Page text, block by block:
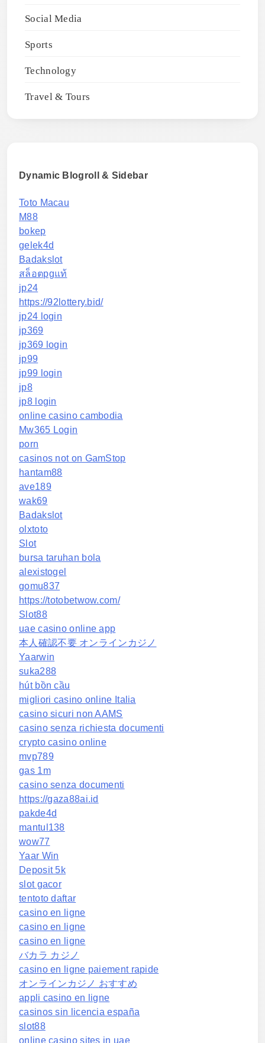
Social Media
Sports
Technology
Travel & Tours
Dynamic Blogroll & Sidebar
Toto Macau
M88
bokep
gelek4d
Badakslot
สล็อตpgแท้
jp24
https://92lottery.bid/
jp24 login
jp369
jp369 login
jp99
jp99 login
jp8
jp8 login
online casino cambodia
Mw365 Login
porn
casinos not on GamStop
hantam88
ave189
wak69
Badakslot
olxtoto
Slot
bursa taruhan bola
alexistogel
gomu837
https://totobetwow.com/
Slot88
uae casino online app
本人確認不要 オンラインカジノ
Yaarwin
suka288
hút bồn cầu
migliori casino online Italia
casino sicuri non AAMS
casino senza richiesta documenti
crypto casino online
mvp789
gas 1m
casino senza documenti
https://gaza88ai.id
pakde4d
mantul138
wow77
Yaar Win
Deposit 5k
slot gacor
tentoto daftar
casino en ligne
casino en ligne
casino en ligne
バカラ カジノ
casino en ligne paiement rapide
オンラインカジノ おすすめ
appli casino en ligne
casinos sin licencia españa
slot88
online casino sites in uae